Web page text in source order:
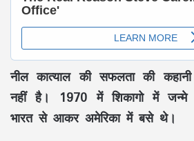
नील कात्याल की सफलता की
नहीं है। 1970 में शिकागो में जन्मे
भारत से आकर अमेरिका में बसे थे।